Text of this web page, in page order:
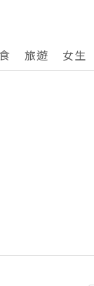
旅遊 女生